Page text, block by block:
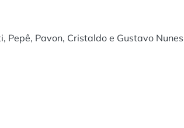
Pepê, Pavon, Cristaldo e Gustavo